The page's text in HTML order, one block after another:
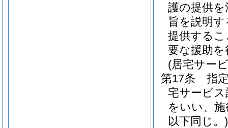
護の提供
旨を説明
提供する
要な援助
(居宅サー
第17条
指
宅サービス
をいい、
以下同じ。)